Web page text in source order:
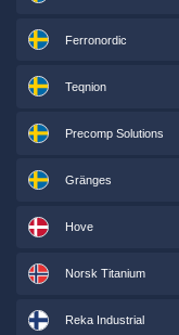
Ferronordic
Teqnion
Precomp Solutions
Gränges
Hove
Norsk Titanium
Reka Industrial